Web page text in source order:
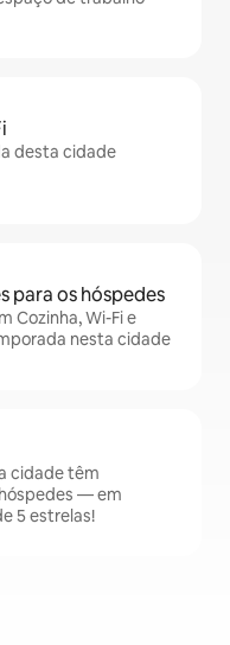
desta cidade
para os hóspedes
Cozinha, Wi-Fi e
nesta cidade
cidade têm
— em
5 estrelas!